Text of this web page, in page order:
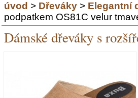
úvod > Dřeváky > Elegantní
podpatkem OS81C velur
Dámské dřeváky s